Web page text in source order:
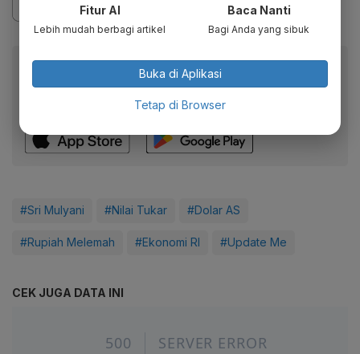
Baca artikel ini lewat aplikasi mobile.
Dapatkan pengalaman membaca lebih nyaman dan nikmati
fitur menarik lainnya lewat aplikasi mobile Katadata.
#Sri Mulyani #Nilai Tukar #Dolar AS
#Rupiah Melemah #Ekonomi RI #Update Me
CEK JUGA DATA INI
Fitur AI
Lebih mudah berbagi artikel
Baca Nanti
Bagi Anda yang sibuk
Buka di Aplikasi
Tetap di Browser